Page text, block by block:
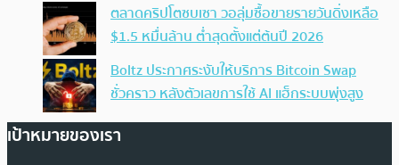
ตลาดคริปโตซบเซา วอลุ่มซื้อขายรายวันดิ่งเหลือ
$1.5 หมื่นล้าน ต่ำสุดตั้งแต่ต้นปี 2026
Boltz ประกาศระงับให้บริการ Bitcoin Swap
ชั่วคราว หลังตัวเลขการใช้ AI แฮ็กระบบพุ่งสูง
เป้าหมายของเรา